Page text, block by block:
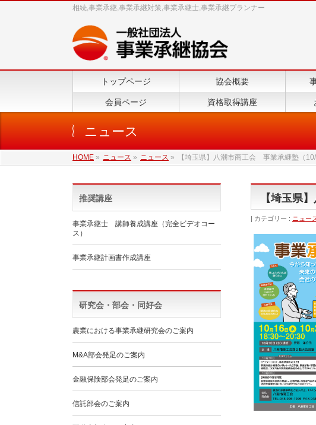
相続,事業承継,事業承継対策,事業承継士,事業承継プランナー
トップページ 協会概要
会員ページ 資格取得講座
ニュース
HOME » ニュース » ニュース » 【埼玉県】八潮市商工会 事業承継塾（
【埼玉県
カテゴリー : ニュー
推奨講座
事業承継士 講師養成講座（完全ビデオコー
ス）
事業承継計画書作成講座
研究会・部会・同好会
農業における事業承継研究会のご案内
M&A部会発足のご案内
金融保険部会発足のご案内
信託部会のご案内